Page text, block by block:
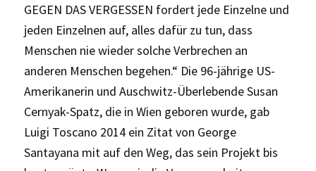
GEGEN DAS VERGESSEN fordert jede Einzelne und
jeden Einzelnen auf, alles dafür zu tun, dass
Menschen nie wieder solche Verbrechen an
anderen Menschen begehen.“ Die 96-jährige US-
Amerikanerin und Auschwitz-Überlebende Susan
Cernyak-Spatz, die in Wien geboren wurde, gab
Luigi Toscano 2014 ein Zitat von George
Santayana mit auf den Weg, das sein Projekt bis